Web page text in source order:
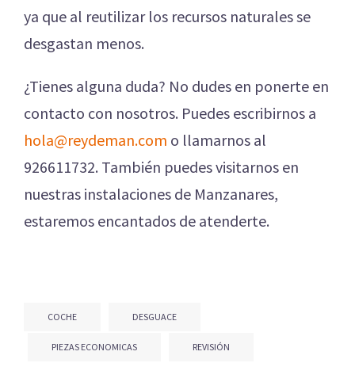
ya que al reutilizar los recursos naturales se
desgastan menos.
¿Tienes alguna duda? No dudes en ponerte en
contacto con nosotros. Puedes escribirnos a
hola@reydeman.com o llamarnos al
926611732. También puedes visitarnos en
nuestras instalaciones de Manzanares,
estaremos encantados de atenderte.
COCHE DESGUACE
PIEZAS ECONOMICAS REVISIÓN